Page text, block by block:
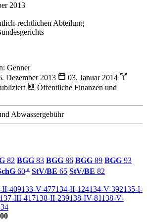
2013
rechtlichen Abteilung
Genner
Dezember 2013
03. Januar 2014
Öffentliche Finanzen und
Abwassergebühr
82 BGG 83 BGG 86 BGG 89 BGG 93
60 a StV/BE 65 StV/BE 82
II-409133-V-477134-II-124134-V-392135-I-
137-III-417138-II-239138-IV-81138-V-